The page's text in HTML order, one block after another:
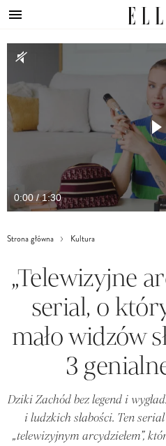
0:00 / 1:30
Strona główna Kultura
„Telewizyjne
serial, o
mało widzów
3
Dziki Zachód bez legend i
i ludzkich słabości. Ten
„telewizyjnym arcydziełem”,